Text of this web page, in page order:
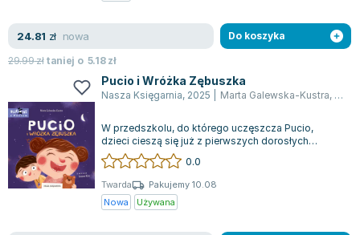
24.81 zł nowa
29.99złtaniej o 5.18zł
Do koszyka
Pucio i Wróżka Zębuszka
Nasza Księgarnia, 2025 Marta Galewska-Kustra,
W przedszkolu, do którego uczęszcza Pucio,
dzieci cieszą się już z pierwszych dorosłych
zębów. On również pragnie tego doświadczen...
0.0
Twarda
Pakujemy 10.08
Nowa
Używana